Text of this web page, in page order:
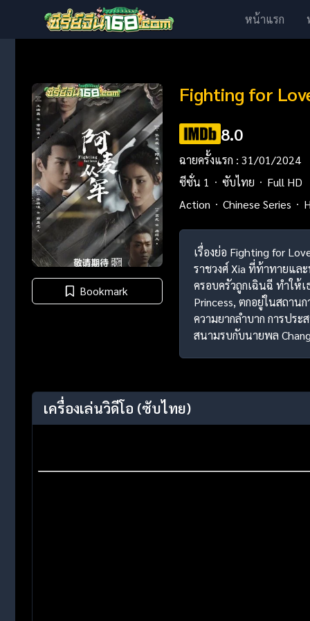
หน้าแรก
Bookmark
Fighting for
8.0
ฉายครั้งแรก : 31/01/2024
ซีซั่น 1
ซับไทย
Full HD
Action
Chinese Series
เรื่องย่อ Fighting for
ราชวงศ์ Xia ที่ท้าทายแล
ครอบครัวถูกเฉินฉี ทำให้
Princess, ตกอยู่ในสถา
ความยากลำบาก การปร
สนามรบกับนายพล
เครื่องเล่นวิดีโอ (ซับไทย)